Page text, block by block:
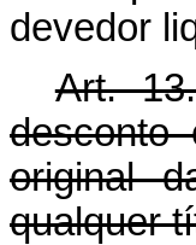
devedor
Art.
desconto
original
qualquer